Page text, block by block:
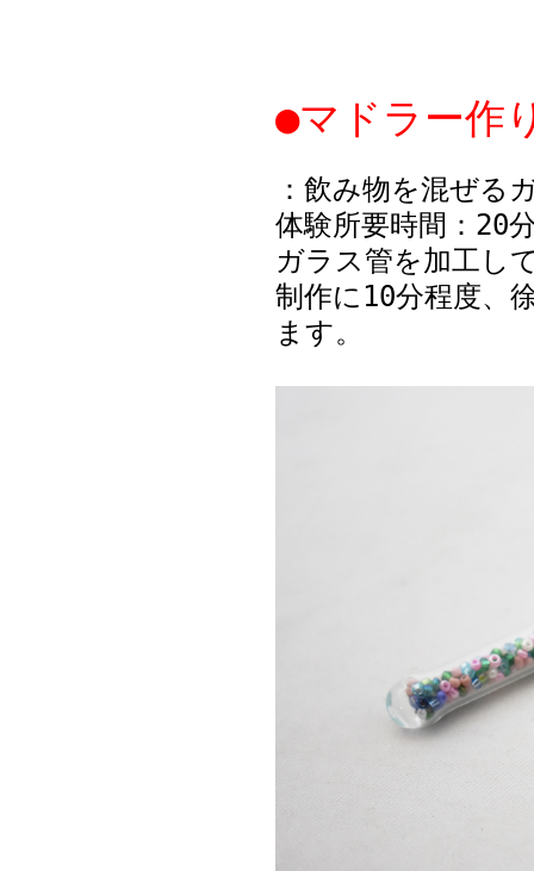
●マドラー作
：飲み物を混ぜる
体験所要時間：20
ガラス管を加工し
制作に10分程度、
ます。